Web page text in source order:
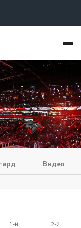
Видео
1-й 2-й